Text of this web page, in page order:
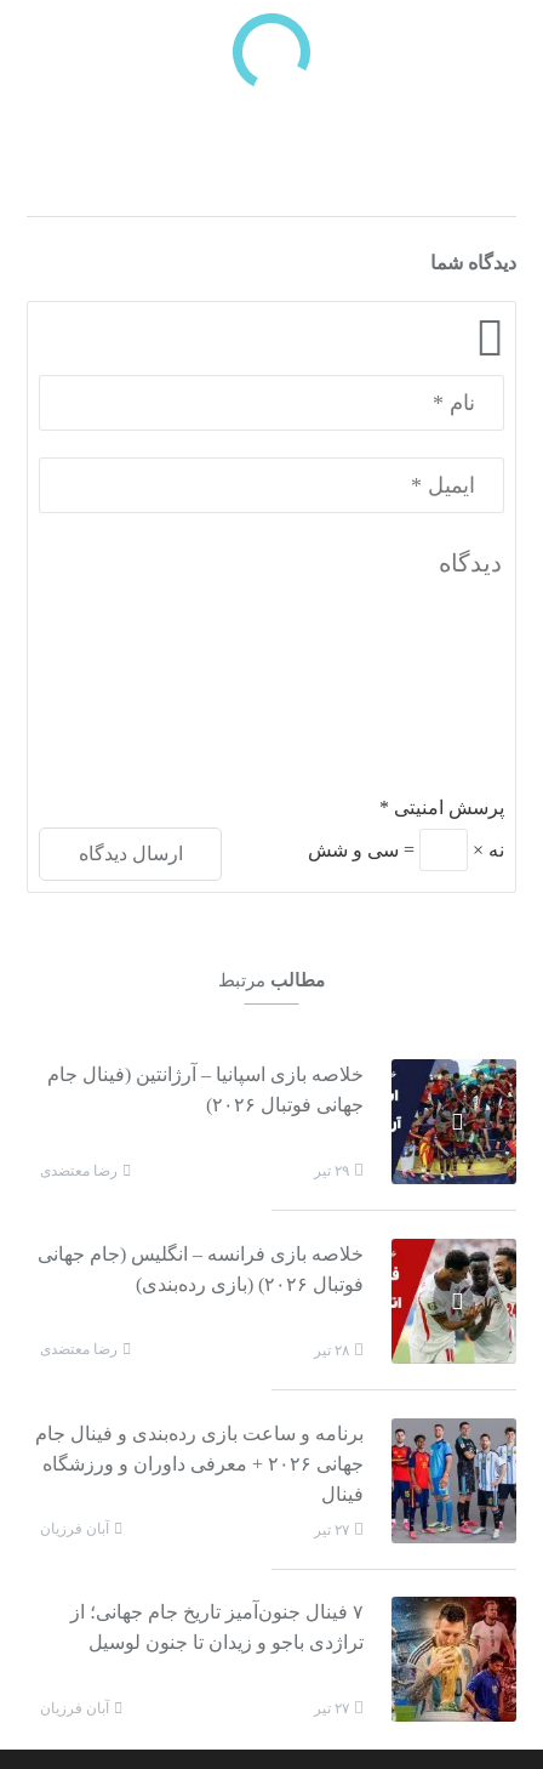
مشاهده همه
دیدگاه شما
پرسش امنیتی *
نه ×
= سی و شش
مطالب مرتبط
خلاصه بازی اسپانیا – آرژانتین (فینال جام
جهانی فوتبال ۲۰۲۶)
۲۹ تیر رضا معتضدی
خلاصه بازی فرانسه – انگلیس (جام جهانی
فوتبال ۲۰۲۶) (بازی رده‌بندی)
۲۸ تیر رضا معتضدی
برنامه و ساعت بازی رده‌بندی و فینال جام
جهانی ۲۰۲۶ + معرفی داوران و ورزشگاه
فینال
۲۷ تیر آبان فرزیان
۷ فینال جنون‌آمیز تاریخ جام جهانی؛ از
تراژدی باجو و زیدان تا جنون لوسیل
۲۷ تیر آبان فرزیان